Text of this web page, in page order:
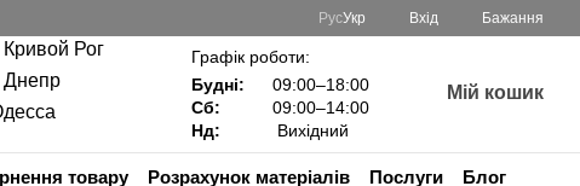
РусУкр Вхід Бажання
Рог
Днепр
Графік роботи:
Будні:
09:00–18:00
Сб:
09:00–14:00
Нд:
Вихідний
Мій кошик
товару Розрахунок матеріалів Послуги
Блог